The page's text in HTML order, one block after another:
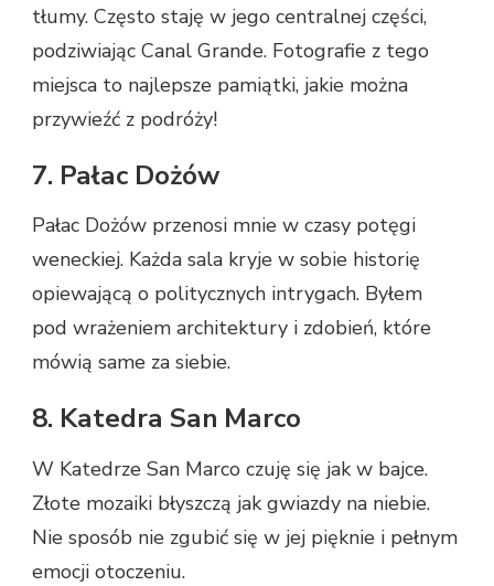
tłumy. Często staję w jego centralnej części,
podziwiając Canal Grande. Fotografie z tego
miejsca to najlepsze pamiątki, jakie można
przywieźć z podróży!
7. Pałac Dożów
Pałac Dożów przenosi mnie w czasy potęgi
weneckiej. Każda sala kryje w sobie historię
opiewającą o politycznych intrygach. Byłem
pod wrażeniem architektury i zdobień, które
mówią same za siebie.
8. Katedra San Marco
W Katedrze San Marco czuję się jak w bajce.
Złote mozaiki błyszczą jak gwiazdy na niebie.
Nie sposób nie zgubić się w jej pięknie i pełnym
emocji otoczeniu.